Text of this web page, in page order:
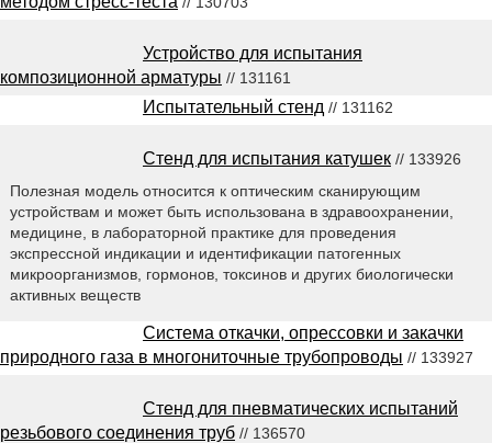
Устройство для испытания
композиционной арматуры // 131161
Испытательный стенд // 131162
Стенд для испытания катушек // 133926
Полезная модель относится к оптическим сканирующим
устройствам и может быть использована в здравоохранении,
медицине, в лабораторной практике для проведения
экспрессной индикации и идентификации патогенных
микроорганизмов, гормонов, токсинов и других биологически
активных веществ
Система откачки, опрессовки и закачки
природного газа в многониточные трубопроводы // 133927
Стенд для пневматических испытаний
резьбового соединения труб // 136570